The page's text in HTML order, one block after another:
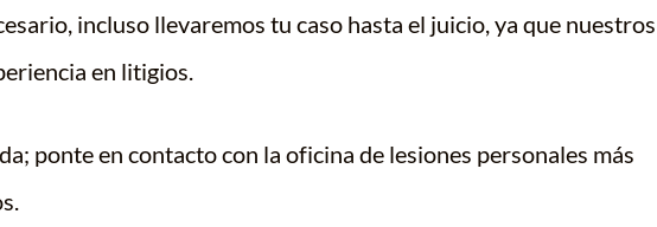
incluso llevaremos tu caso hasta el juicio, ya que nuestros
en litigios.
ponte en contacto con la oficina de lesiones personales más